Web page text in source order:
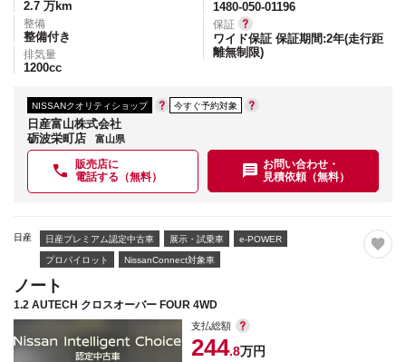
2.7 万km
整備
整備付き
排気量
1200cc
1480-050-01196
保証
ワイド保証 保証期間:2年(走行距
離無制限)
NISSANクオリティショップ 今すぐ予約対象
日産富山株式会社
砺波栄町店
富山県
販売店に
電話する（無料）
お問い合わせ・
見積依頼（無料）
日産 日産プレミアム認定中古車 展示・試乗車 e-POWER
プロパイロット NissanConnect対象車
ノート
1.2 AUTECH クロスオーバー FOUR 4WD
支払総額
244.8万円